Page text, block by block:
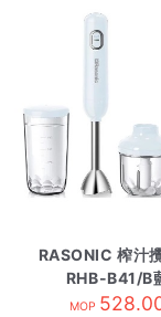
RASONIC 榨汁
RHB-B41/B
MOP